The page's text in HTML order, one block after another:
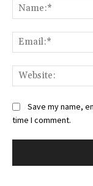
Save my name,
time I comment.